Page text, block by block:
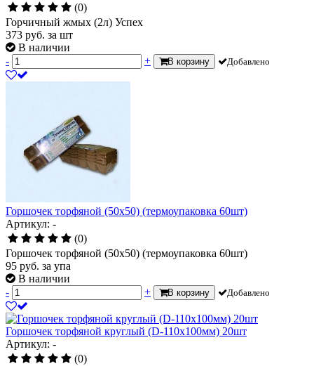
(0)
Горчичный жмых (2л) Успех
373 руб. за шт
В наличии
-
+ В корзину Добавлено
Горшочек торфяной (50х50) (термоупаковка 60шт)
Артикул: -
(0)
Горшочек торфяной (50х50) (термоупаковка 60шт)
95 руб. за упа
В наличии
-
+ В корзину Добавлено
Горшочек торфяной круглый (D-110х100мм) 20шт
Артикул: -
(0)